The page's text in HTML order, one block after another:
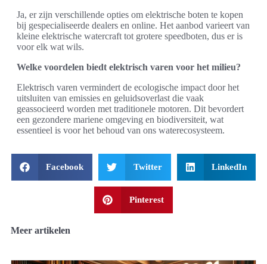
Ja, er zijn verschillende opties om elektrische boten te kopen
bij gespecialiseerde dealers en online. Het aanbod varieert van
kleine elektrische watercraft tot grotere speedboten, dus er is
voor elk wat wils.
Welke voordelen biedt elektrisch varen voor het milieu?
Elektrisch varen vermindert de ecologische impact door het
uitsluiten van emissies en geluidsoverlast die vaak
geassocieerd worden met traditionele motoren. Dit bevordert
een gezondere mariene omgeving en biodiversiteit, wat
essentieel is voor het behoud van ons waterecosysteem.
Facebook Twitter LinkedIn
Pinterest
Meer artikelen